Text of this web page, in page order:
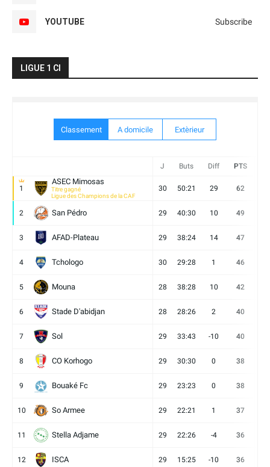
YOUTUBE Subscribe
LIGUE 1 CI
Classement A domicile Extèrieur
J Buts Diff PTS
1
ASEC Mimosas
Titre gagné
Ligue des Champions de la CAF
30 50:21 29 62
2 San Pédro 29 40:30 10 49
3 AFAD-Plateau 29 38:24 14 47
4 Tchologo 30 29:28 1 46
5 Mouna 28 38:28 10 42
6 Stade D'abidjan 28 28:26 2 40
7 Sol 29 33:43 -10 40
8 CO Korhogo 29 30:30 0 38
9 Bouaké Fc 29 23:23 0 38
10 So Armee 29 22:21 1 37
11 Stella Adjame 29 22:26 -4 36
12 ISCA 29 15:25 -10 36